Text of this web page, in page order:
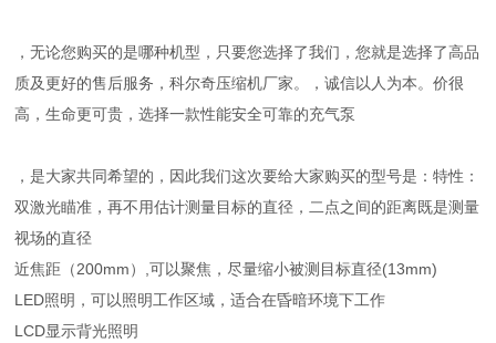
，无论您购买的是哪种机型，只要您选择了我们，您就是选择了高品
质及更好的售后服务，科尔奇压缩机厂家。，诚信以人为本。价很
高，生命更可贵，选择一款性能安全可靠的充气泵
，是大家共同希望的，因此我们这次要给大家购买的型号是：特性：
双激光瞄准，再不用估计测量目标的直径，二点之间的距离既是测量
视场的直径
近焦距（200mm）,可以聚焦，尽量缩小被测目标直径(13mm)
LED照明，可以照明工作区域，适合在昏暗环境下工作
LCD显示背光照明